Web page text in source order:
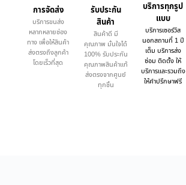
การจัดส่ง
บริการขนส่ง
หลากหลายช่อง
ทาง เพื่อให้สินค้า
ส่งตรงถึงลูกค้า
โดยเร็วที่สุด
รับประกัน
สินค้า
สินค้าดี มี
คุณภาพ มั่นใจได้
100% รับประกัน
คุณภาพสินค้าแท้
ส่งตรงจากศูนย์
ทุกชิ้น
บริการทุกรูป
แบบ
บริการเซอร์วิส
นอกสถานที่ 1 ปี
เต็ม บริการส่ง
ซ่อม ติดตั้ง ให้
บริการและรวมถึง
ให้คำปรึกษาฟรี